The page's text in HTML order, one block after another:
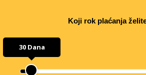
Koji rok plaćanja
30 Dana